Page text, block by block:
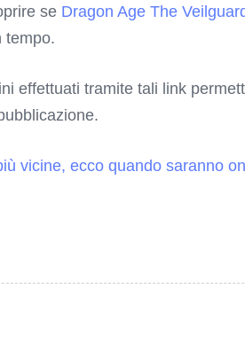
se Dragon Age The
tempo.
effettuati tramite tali link
vicine, ecco quando saranno